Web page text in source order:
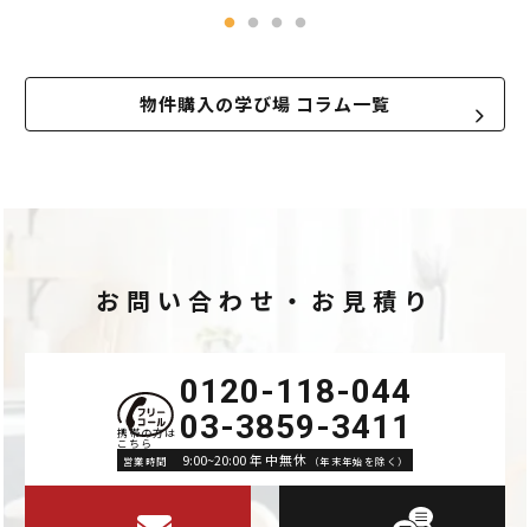
物件購入の学び場 コラム一覧
お問い合わせ・お見積り
0120-118-044
03-3859-3411
営業時間 9:00~20:00 年中無休 （年末年始を除く）